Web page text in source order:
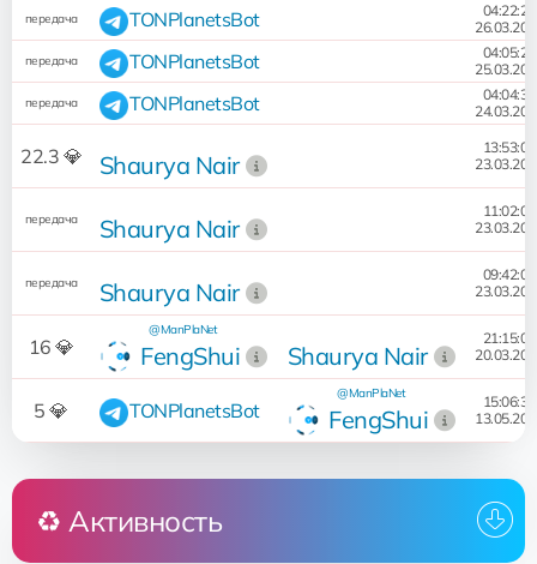
передача TONPlanetsBot
04:22:25
передача TONPlanetsBot
04:05:28
передача TONPlanetsBot
04:04:34
22.3 💎 Shaurya Nair
13:53:04
передача Shaurya Nair
11:02:05
передача Shaurya Nair
09:42:03
16 💎 FengShui
@ManPlaNet
Shaurya Nair
21:15:04
5 💎 TONPlanetsBot FengShui
@ManPlaNet
15:06:38
♻️ Активность